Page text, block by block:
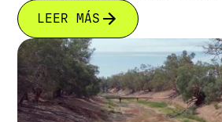
LEER MÁS